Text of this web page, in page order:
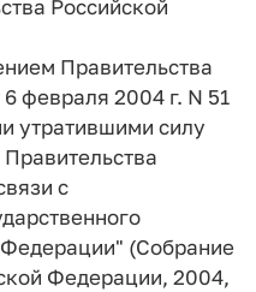
Российской
Правительства
февраля 2004 г. N 51
утратившими силу
с
(Собрание
Федерации, 2004,